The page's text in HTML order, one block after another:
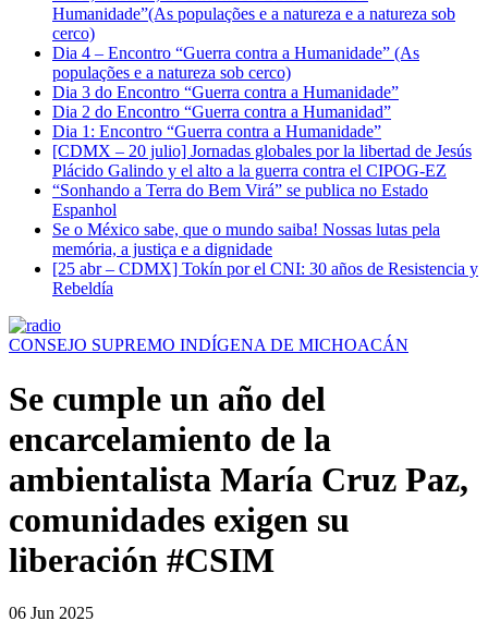
Humanidade”(As populações e a natureza e a natureza sob
cerco)
Dia 4 – Encontro “Guerra contra a Humanidade” (As
populações e a natureza sob cerco)
Dia 3 do Encontro “Guerra contra a Humanidade”
Dia 2 do Encontro “Guerra contra a Humanidad”
Dia 1: Encontro “Guerra contra a Humanidade”
[CDMX – 20 julio] Jornadas globales por la libertad de Jesús
Plácido Galindo y el alto a la guerra contra el CIPOG-EZ
“Sonhando a Terra do Bem Virá” se publica no Estado
Espanhol
Se o México sabe, que o mundo saiba! Nossas lutas pela
memória, a justiça e a dignidade
[25 abr – CDMX] Tokín por el CNI: 30 años de Resistencia y
Rebeldía
CONSEJO SUPREMO INDÍGENA DE MICHOACÁN
Se cumple un año del
encarcelamiento de la
ambientalista María Cruz Paz,
comunidades exigen su
liberación #CSIM
06 Jun 2025